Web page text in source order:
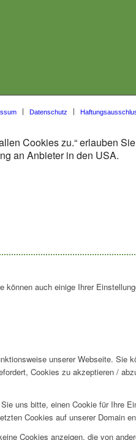
Datenschutz
Cookies zu.“ erlauben Sie
an Anbieter in den USA.
auch einige Ihrer
unserer Webseite. Sie
Cookies zu akzeptieren /
uns bitte, einen Cookie für Ihre
Cookies auf unserer Domain
Cookies anzeigen, die von